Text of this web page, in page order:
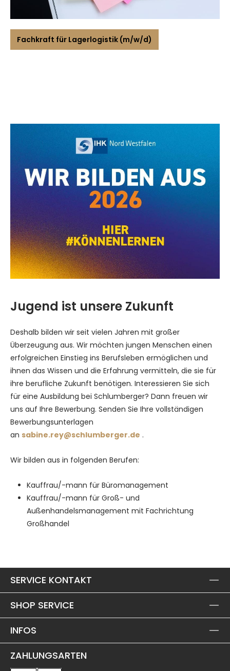
Fachkraft für Lagerlogistik (m/w/d)
Jugend ist unsere Zukunft
Deshalb bilden wir seit vielen Jahren mit großer
Überzeugung aus. Wir möchten jungen Menschen einen
erfolgreichen Einstieg ins Berufsleben ermöglichen und
ihnen das Wissen und die Erfahrung vermitteln, die sie für
ihre berufliche Zukunft benötigen. Interessieren Sie sich
für eine Ausbildung bei Schlumberger? Dann freuen wir
uns auf Ihre Bewerbung. Senden Sie Ihre vollständigen
Bewerbungsunterlagen
an sabine.rey@schlumberger.de .
Wir bilden aus in folgenden Berufen:
Kauffrau/-mann für Büromanagement
Kauffrau/-mann für Groß- und
Außenhandelsmanagement mit Fachrichtung
Großhandel
SERVICE KONTAKT
SHOP SERVICE
INFOS
ZAHLUNGSARTEN